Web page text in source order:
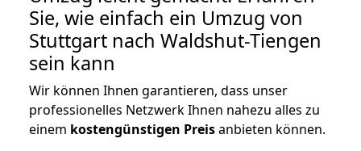
Sie, wie einfach ein Umzug von
Stuttgart nach Waldshut-Tiengen
sein kann
Wir können Ihnen garantieren, dass unser
professionelles Netzwerk Ihnen nahezu alles zu
einem kostengünstigen Preisanbieten können.